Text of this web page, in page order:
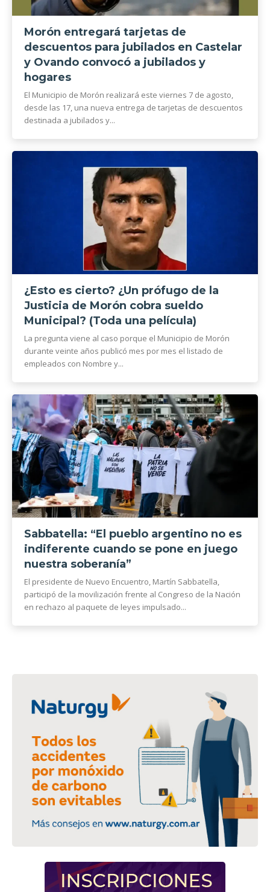
Morón entregará tarjetas de
descuentos para jubilados en Castelar
y Ovando convocó a jubilados y
hogares
El Municipio de Morón realizará este viernes 7 de agosto,
desde las 17, una nueva entrega de tarjetas de descuentos
destinada a jubilados y...
¿Esto es cierto? ¿Un prófugo de la
Justicia de Morón cobra sueldo
Municipal? (Toda una película)
La pregunta viene al caso porque el Municipio de Morón
durante veinte años publicó mes por mes el listado de
empleados con Nombre y...
Sabbatella: “El pueblo argentino no es
indiferente cuando se pone en juego
nuestra soberanía”
El presidente de Nuevo Encuentro, Martín Sabbatella,
participó de la movilización frente al Congreso de la Nación
en rechazo al paquete de leyes impulsado...